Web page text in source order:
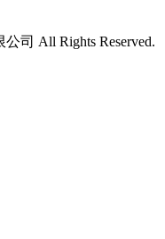
司 All Rights Reserved.